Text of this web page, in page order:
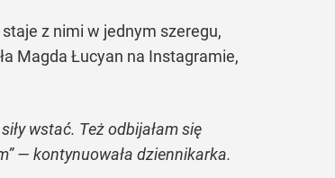
z nimi w jednym szeregu,
Magda Łucyan na Instagramie,
wstać. Też odbijałam się
— kontynuowała dziennikarka.